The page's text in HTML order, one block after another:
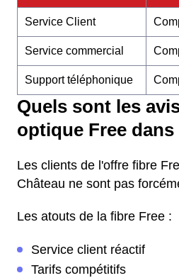
Service Client
Service commercial
Support téléphonique
Quels sont les
optique Free
Les clients de l'offre fibre
Château ne sont pas
Les atouts de la fibre Free :
Service client réactif
Tarifs compétitifs